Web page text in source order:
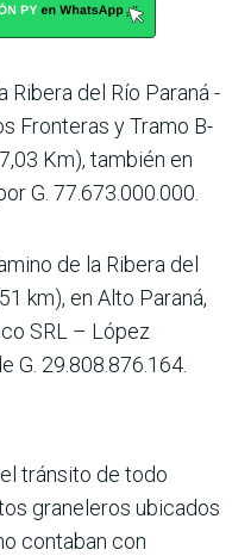
Ribera del Río Paraná -
Fronteras y Tramo B-
Km), también en
G. 77.673.000.000.
de la Ribera del
km), en Alto Paraná,
SRL – López
G. 29.808.876.164.
tránsito de todo
graneleros ubicados
contaban con